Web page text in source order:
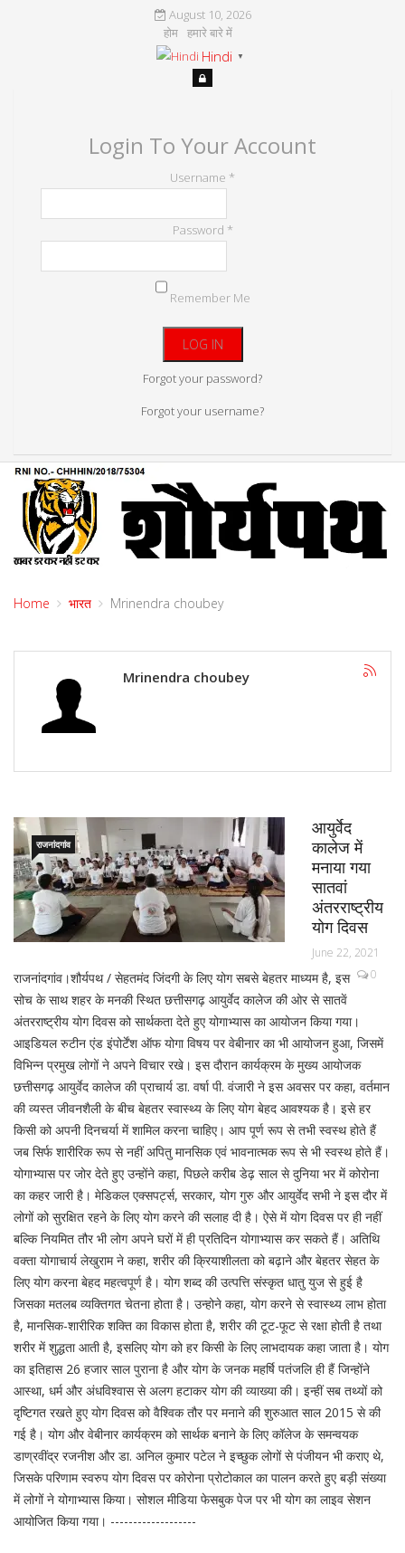
August 10, 2026
होम हमारे बारे में
Hindi ▼
Login To Your Account
Username *
Password *
Remember Me
Forgot your password?
Forgot your username?
Home भारत Mrinendra choubey
Mrinendra choubey
राजनांदगांव
आयुर्वेद
कालेज में
मनाया गया
सातवां
अंतरराष्ट्रीय
योग दिवस
June 22, 2021
0
राजनांदगांव।शौर्यपथ / सेहतमंद जिंदगी के लिए योग सबसे बेहतर माध्यम है, इस
सोच के साथ शहर के मनकी स्थित छत्तीसगढ़ आयुर्वेद कालेज की ओर से सातवें
अंतरराष्ट्रीय योग दिवस को सार्थकता देते हुए योगाभ्यास का आयोजन किया गया।
आइडियल रुटीन एंड इंपोर्टेंश ऑफ योगा विषय पर वेबीनार का भी आयोजन हुआ, जिसमें
विभिन्न प्रमुख लोगों ने अपने विचार रखे। इस दौरान कार्यक्रम के मुख्य आयोजक
छत्तीसगढ़ आयुर्वेद कालेज की प्राचार्य डा. वर्षा पी. वंजारी ने इस अवसर पर कहा, वर्तमान
की व्यस्त जीवनशैली के बीच बेहतर स्वास्थ्य के लिए योग बेहद आवश्यक है। इसे हर
किसी को अपनी दिनचर्या में शामिल करना चाहिए। आप पूर्ण रूप से तभी स्वस्थ होते हैं
जब सिर्फ शारीरिक रूप से नहीं अपितु मानसिक एवं भावनात्मक रूप से भी स्वस्थ होते हैं।
योगाभ्यास पर जोर देते हुए उन्होंने कहा, पिछले करीब डेढ़ साल से दुनिया भर में कोरोना
का कहर जारी है। मेडिकल एक्सपर्ट्स, सरकार, योग गुरु और आयुर्वेद सभी ने इस दौर में
लोगों को सुरक्षित रहने के लिए योग करने की सलाह दी है। ऐसे में योग दिवस पर ही नहीं
बल्कि नियमित तौर भी लोग अपने घरों में ही प्रतिदिन योगाभ्यास कर सकते हैं। अतिथि
वक्ता योगाचार्य लेखुराम ने कहा, शरीर की क्रियाशीलता को बढ़ाने और बेहतर सेहत के
लिए योग करना बेहद महत्वपूर्ण है। योग शब्द की उत्पत्ति संस्कृत धातु युज से हुई है
जिसका मतलब व्यक्तिगत चेतना होता है। उन्होने कहा, योग करने से स्वास्थ्य लाभ होता
है, मानसिक-शारीरिक शक्ति का विकास होता है, शरीर की टूट-फूट से रक्षा होती है तथा
शरीर में शुद्धता आती है, इसलिए योग को हर किसी के लिए लाभदायक कहा जाता है। योग
का इतिहास 26 हजार साल पुराना है और योग के जनक महर्षि पतंजलि ही हैं जिन्होंने
आस्था, धर्म और अंधविश्वास से अलग हटाकर योग की व्याख्या की। इन्हीं सब तथ्यों को
दृष्टिगत रखते हुए योग दिवस को वैश्विक तौर पर मनाने की शुरुआत साल 2015 से की
गई है। योग और वेबीनार कार्यक्रम को सार्थक बनाने के लिए कॉलेज के समन्वयक
डाण्रवींद्र रजनीश और डा. अनिल कुमार पटेल ने इच्छुक लोगों से पंजीयन भी कराए थे,
जिसके परिणाम स्वरुप योग दिवस पर कोरोना प्रोटोकाल का पालन करते हुए बड़ी संख्या
में लोगों ने योगाभ्यास किया। सोशल मीडिया फेसबुक पेज पर भी योग का लाइव सेशन
आयोजित किया गया। -------------------